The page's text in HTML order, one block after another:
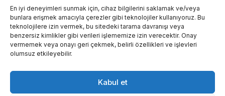
En iyi deneyimleri sunmak için, cihaz bilgilerini saklamak ve/veya
bunlara erişmek amacıyla çerezler gibi teknolojiler kullanıyoruz. Bu
teknolojilere izin vermek, bu sitedeki tarama davranışı veya
benzersiz kimlikler gibi verileri işlememize izin verecektir. Onay
vermemek veya onayı geri çekmek, belirli özellikleri ve işlevleri
olumsuz etkileyebilir.
Kabul et
Genel
Bursa Görükle Çilingir Hizmetleri
12 Ağustos 2024 - Pts - 0:22